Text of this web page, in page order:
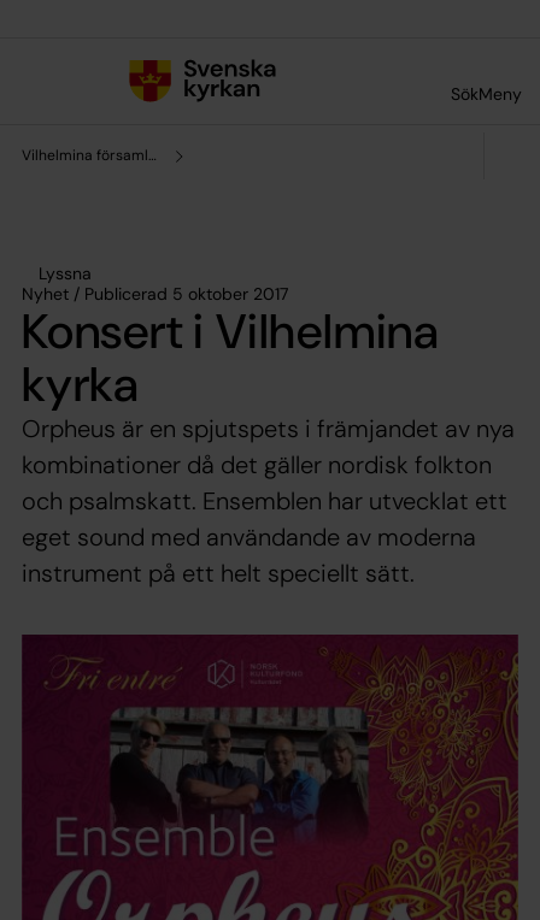
SökMeny
Vilhelmina församling
Lyssna
Nyhet / Publicerad 5 oktober 2017
Konsert i Vilhelmina
kyrka
Orpheus är en spjutspets i främjandet av nya
kombinationer då det gäller nordisk folkton
och psalmskatt. Ensemblen har utvecklat ett
eget sound med användande av moderna
instrument på ett helt speciellt sätt.